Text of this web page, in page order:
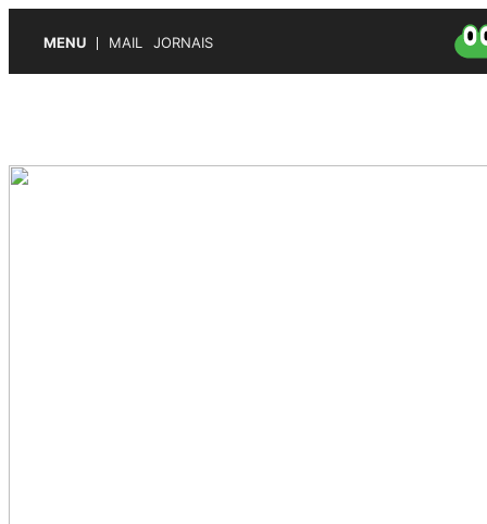
MENU MAIL JORNAIS